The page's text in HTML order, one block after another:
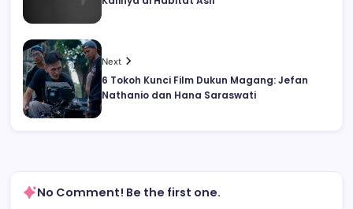
Next
6 Tokoh Kunci Film Dukun Magang: Jefan
Nathanio dan Hana Saraswati
No Comment! Be the first one.